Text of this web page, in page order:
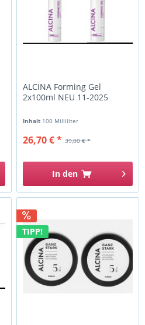
ALCINA Forming Gel
2x100ml NEU 11-2025
Inhalt 100 Milliliter
39,00 € *
26,70 € *
In den
TIPP!